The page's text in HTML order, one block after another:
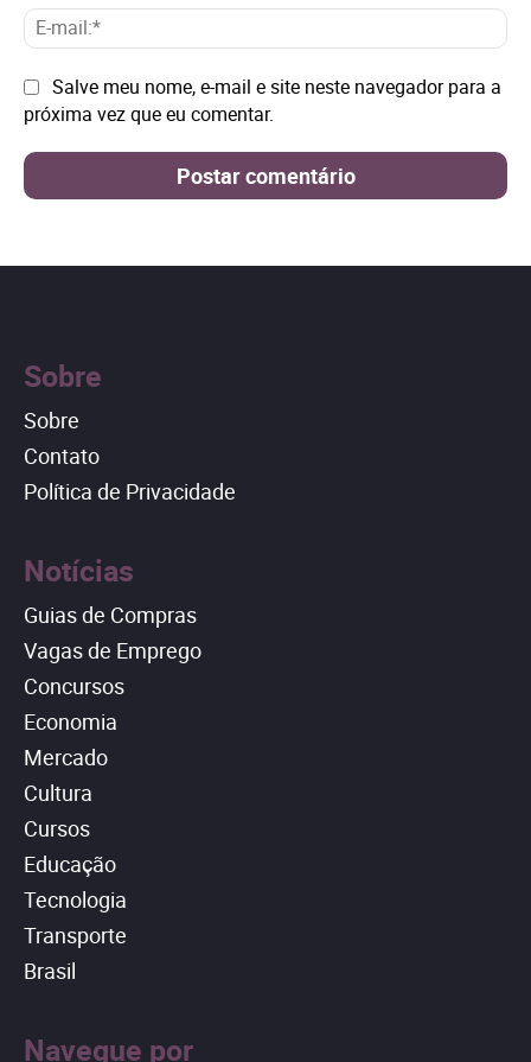
E-
Site: Salve meu nome, e-mail e site neste navegador para a
próxima vez que eu comentar.
Sobre
Sobre
Contato
Política de Privacidade
Notícias
Guias de Compras
Vagas de Emprego
Concursos
Economia
Mercado
Cultura
Cursos
Educação
Tecnologia
Transporte
Brasil
Navegue por